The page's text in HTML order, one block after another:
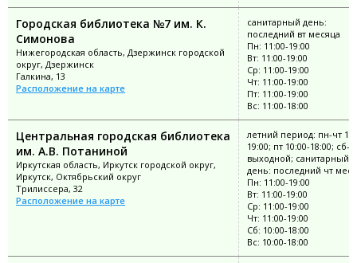
Городская библиотека №7 им. К.
Симонова
Нижегородская область, Дзержинск городской
округ, Дзержинск
Галкина, 13
Расположение на карте
санитарный день:
последний вт месяца
Пн: 11:00-19:00
Вт: 11:00-19:00
Ср: 11:00-19:00
Чт: 11:00-19:00
Пт: 11:00-19:00
Вс: 11:00-18:00
Центральная городская библиотека
им. А.В. Потаниной
Иркутская область, Иркутск городской округ,
Иркутск, Октябрьский округ
Трилиссера, 32
Расположение на карте
летний период: пн-чт
19:00; пт 10:00-18:00; сб-
выходной; санитарный
день: последний чт
Пн: 11:00-19:00
Вт: 11:00-19:00
Ср: 11:00-19:00
Чт: 11:00-19:00
Сб: 10:00-18:00
Вс: 10:00-18:00